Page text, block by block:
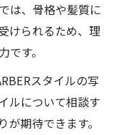
は、骨格や髪質に
けられるため、理
す。
スタイルの写
ルについて相談す
期待できます。